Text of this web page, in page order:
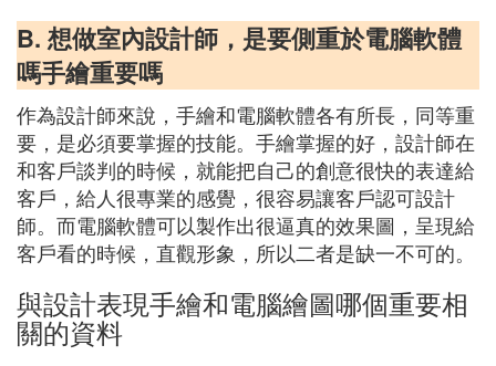
B. 想做室內設計師，是要側重於電腦軟體
嗎手繪重要嗎
作為設計師來說，手繪和電腦軟體各有所長，同等重
要，是必須要掌握的技能。手繪掌握的好，設計師在
和客戶談判的時候，就能把自己的創意很快的表達給
客戶，給人很專業的感覺，很容易讓客戶認可設計
師。而電腦軟體可以製作出很逼真的效果圖，呈現給
客戶看的時候，直觀形象，所以二者是缺一不可的。
與設計表現手繪和電腦繪圖哪個重要相
關的資料